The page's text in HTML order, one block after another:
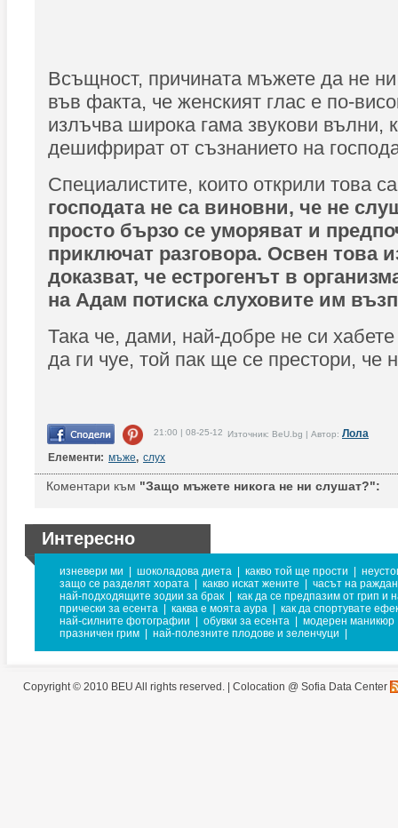
Всъщност, причината мъжете да не
във факта, че женският глас е по-
излъчва широка гама звукови вълни,
дешифрират от съзнанието на
Специалистите, които открили това
господата не са виновни, че не
просто бързо се уморяват и
приключат разговора. Освен това
доказват, че естрогенът в
на Адам потиска слуховите им
Така че, дами, най-добре не си
да ги чуе, той пак ще се престори, че
21:00 | 08-25-12 Източник: BeU.bg | Автор: Лола
Елементи: мъже, слух
Коментари към "Защо мъжете никога не ни слушат?":
Интересно
изневери ми шоколадова диета какво той ще прости
защо се разделят хората
какво искат жените
часът на
най-подходящите зодии за брак
как да се предпазим от грип и
прически за есента
каква е моята аура
как да спортувате
най-силните фотографии
обувки за есента
модерен маникюр
празничен грим
най-полезните плодове и зеленчуци
Copyright © 2010 BEU All rights reserved. | Colocation @ Sofia Data Center